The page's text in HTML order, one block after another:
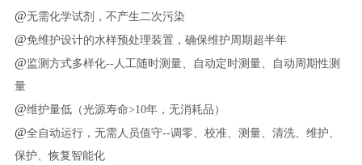
@无需化学试剂，不产生二次污染
@免维护设计的水样预处理装置，确保维护周期超半年
@监测方式多样化--人工随时测量、自动定时测量、自动周期性测
量
@维护量低（光源寿命>10年，无消耗品）
@全自动运行，无需人员值守--调零、校准、测量、清洗、维护、
保护、恢复智能化